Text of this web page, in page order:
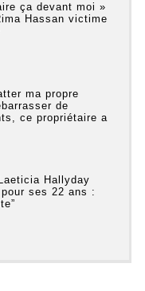
ça devant moi »
Hassan victime
ma propre
de
ce propriétaire a
Hallyday
ses 22 ans :